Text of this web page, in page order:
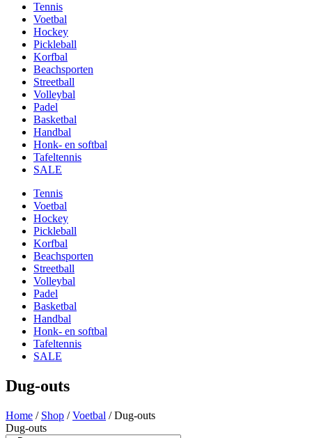
Tennis
Voetbal
Hockey
Pickleball
Korfbal
Beachsporten
Streetball
Volleybal
Padel
Basketbal
Handbal
Honk- en softbal
Tafeltennis
SALE
Tennis
Voetbal
Hockey
Pickleball
Korfbal
Beachsporten
Streetball
Volleybal
Padel
Basketbal
Handbal
Honk- en softbal
Tafeltennis
SALE
Dug-outs
Home / Shop /Voetbal / Dug-outs
Dug-outs